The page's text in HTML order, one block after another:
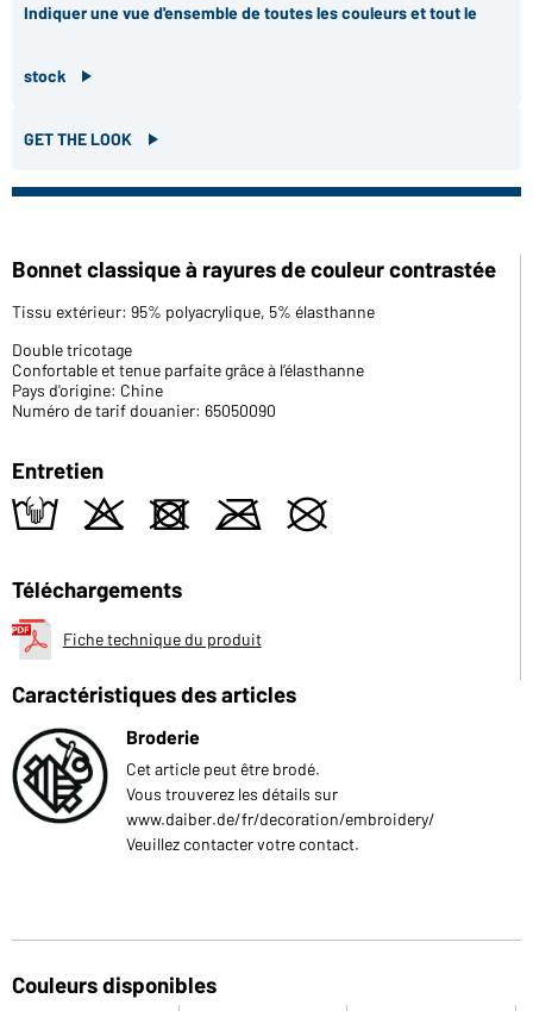
Indiquer une vue d'ensemble de toutes les couleurs et tout le
stock
GET THE LOOK
Bonnet classique à rayures de couleur contrastée
Tissu extérieur: 95% polyacrylique, 5% élasthanne
Double tricotage
Confortable et tenue parfaite grâce à l’élasthanne
Pays d'origine: Chine
Numéro de tarif douanier: 65050090
Entretien
t o d m U
Téléchargements
Fiche technique du produit
Caractéristiques des articles
Broderie
Cet article peut être brodé.
Vous trouverez les détails sur
www.daiber.de/fr/decoration/embroidery/
Veuillez contacter votre contact.
Couleurs disponibles